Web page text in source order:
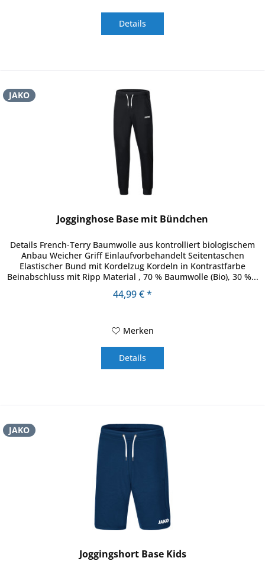
Details
JAKO
Jogginghose Base mit Bündchen
Details French-Terry Baumwolle aus kontrolliert biologischem
Anbau Weicher Griff Einlaufvorbehandelt Seitentaschen
Elastischer Bund mit Kordelzug Kordeln in Kontrastfarbe
Beinabschluss mit Ripp Material , 70 % Baumwolle (Bio), 30 %...
44,99 € *
Merken
Details
JAKO
Joggingshort Base Kids